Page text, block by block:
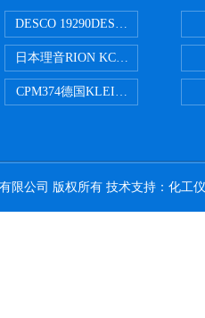
DESCO 19290DESCO 19290重锤
日本理音RION KC-51/KC-52便携
CPM374德国KLEINWAECHTER
限公司 版权所有 技术支持： 化工